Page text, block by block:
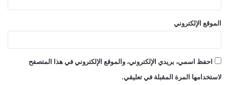
الموقع الإلكتروني
احفظ اسمي، بريدي الإلكتروني، والموقع الإلكتروني في هذا المتصفح
لاستخدامها المرة المقبلة في تعليقي.